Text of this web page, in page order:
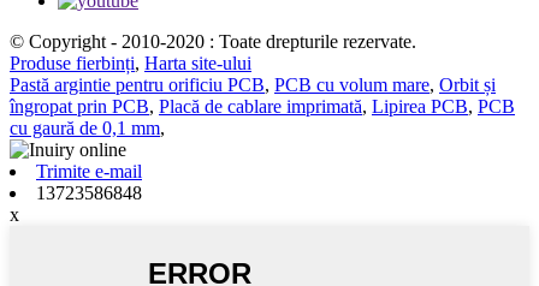
© Copyright - 2010-2020 : Toate drepturile rezervate.
Produse fierbinți, Harta site-ului
Pastă argintie pentru orificiu PCB, PCB cu volum mare, Orbit și
îngropat prin PCB, Placă de cablare imprimată, Lipirea PCB, PCB
cu gaură de 0,1 mm,
Trimite e-mail
13723586848
x